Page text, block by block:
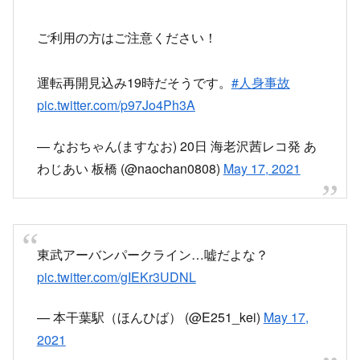
ご利用の方はご注意ください！
運転再開見込み19時だそうです。 #人身事故
pic.twitter.com/p97Jo4Ph3A
— なおちゃん(ますなお) 20日 海老沢茜レコ発 あ
わじあい 板橋 (@naochan0808) May 17, 2021
東武アーバンパークライン…嘘だよな？
pic.twitter.com/gIEKr3UDNL
— 本干葉駅（ほんひば） (@E251_kei) May 17,
2021